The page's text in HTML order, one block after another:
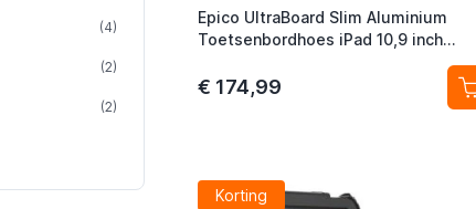
(4)product
(2)product
(2)product
Epico UltraBoard Slim Aluminium
Toetsenbordhoes iPad 10,9 inch
(2022) / iPad 11 inch (2025) QWERTZ
DE Space Black
€ 174,99
Korting